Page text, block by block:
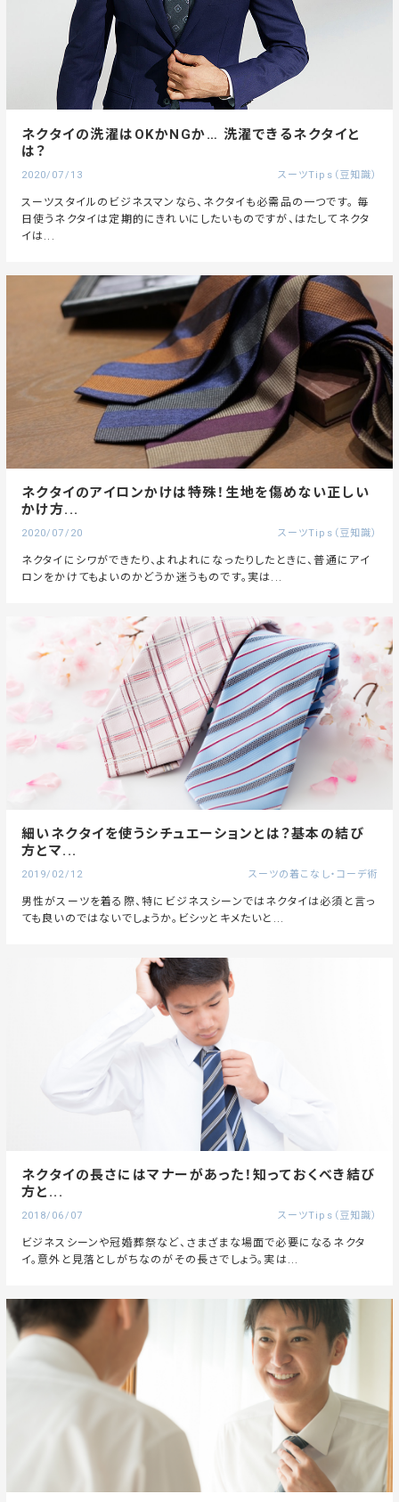
ネクタイの洗濯はOKかNGか… 洗濯できるネクタイと
は？
2020/07/13 スーツTips（豆知識）
スーツスタイルのビジネスマンなら、ネクタイも必需品の一つです。 毎
日使うネクタイは定期的にきれいにしたいものですが、はたしてネクタ
イは...
ネクタイのアイロンかけは特殊！生地を傷めない正しい
かけ方...
2020/07/20 スーツTips（豆知識）
ネクタイにシワができたり、よれよれになったりしたときに、普通にアイ
ロンをかけてもよいのかどうか迷うものです。実は...
細いネクタイを使うシチュエーションとは？基本の結び
方とマ...
2019/02/12 スーツの着こなし・コーデ術
男性がスーツを着る際、特にビジネスシーンではネクタイは必須と言っ
ても良いのではないでしょうか。ビシッとキメたいと...
ネクタイの長さにはマナーがあった！知っておくべき結び
方と...
2018/06/07 スーツTips（豆知識）
ビジネスシーンや冠婚葬祭など、さまざまな場面で必要になるネクタ
イ。意外と見落としがちなのがその長さでしょう。実は...